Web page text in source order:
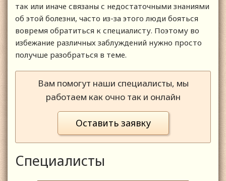
так или иначе связаны с недостаточными знаниями
об этой болезни, часто из-за этого люди бояться
вовремя обратиться к специалисту. Поэтому во
избежание различных заблуждений нужно просто
получше разобраться в теме.
Вам помогут наши специалисты, мы
работаем как очно так и онлайн
Оставить заявку
Специалисты